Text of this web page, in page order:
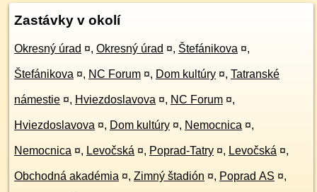
Zastávky v okolí
Okresný úrad ¤, Okresný úrad ¤, Štefánikova ¤,
Štefánikova ¤, NC Forum ¤, Dom kultúry ¤, Tatranské
námestie ¤, Hviezdoslavova ¤, NC Forum ¤,
Hviezdoslavova ¤, Dom kultúry ¤, Nemocnica ¤,
Nemocnica ¤, Levočská ¤, Poprad-Tatry ¤, Levočská ¤,
Obchodná akadémia ¤, Zimný štadión ¤, Poprad AS ¤,